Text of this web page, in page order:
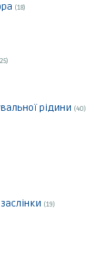
(18)
рідини (40)
(19)